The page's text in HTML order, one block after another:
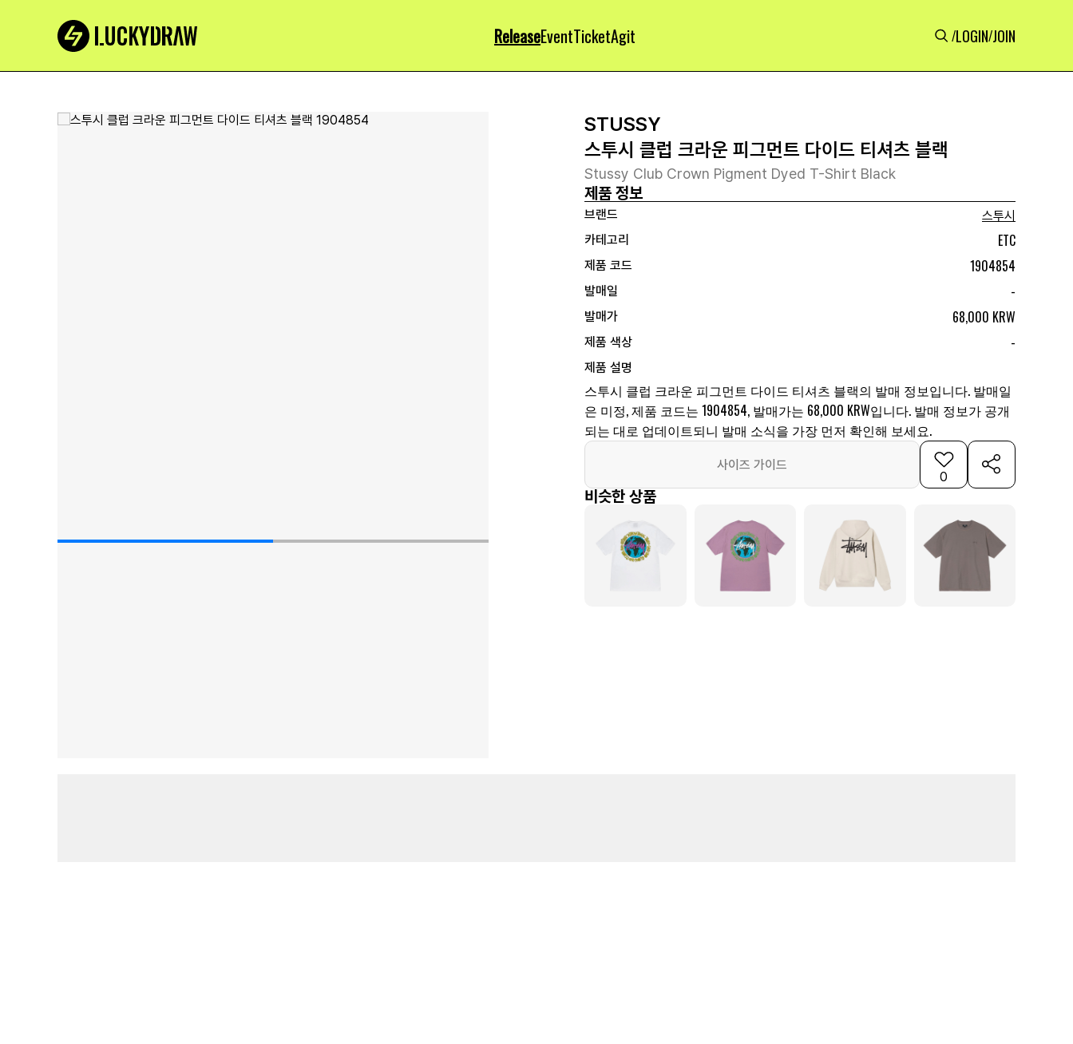
ReleaseEventTicketAgit /LOGIN/JOIN
STUSSY
스투시 클럽 크라운 피그먼트 다이드 티셔츠 블랙
Stussy Club Crown Pigment Dyed T-Shirt Black
제품 정보
브랜드
스투시
카테고리
ETC
제품 코드 1904854
발매일 -
발매가 68,000 KRW
제품 색상 -
제품 설명
스투시 클럽 크라운 피그먼트 다이드 티셔츠 블랙의 발매 정보입니다. 발매일
은 미정, 제품 코드는 1904854, 발매가는 68,000 KRW입니다. 발매 정보가 공개
되는 대로 업데이트되니 발매 소식을 가장 먼저 확인해 보세요.
사이즈 가이드
0
비슷한 상품